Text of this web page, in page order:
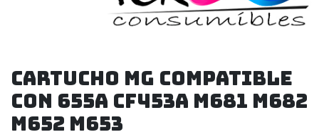
Cartucho Mg compatible
con 655A CF453A m681 m682
m652 m653